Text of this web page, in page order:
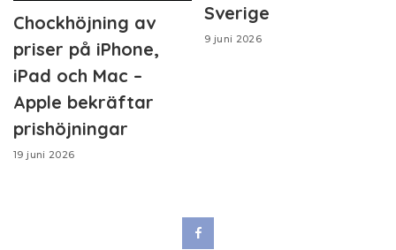
Chockhöjning av
priser på iPhone,
iPad och Mac –
Apple bekräftar
prishöjningar
19 juni 2026
Sverige
9 juni 2026